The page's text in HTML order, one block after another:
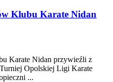
Klubu Karate Nidan
Karate Nidan przywieźli z
Opolskiej Ligi Karate
...